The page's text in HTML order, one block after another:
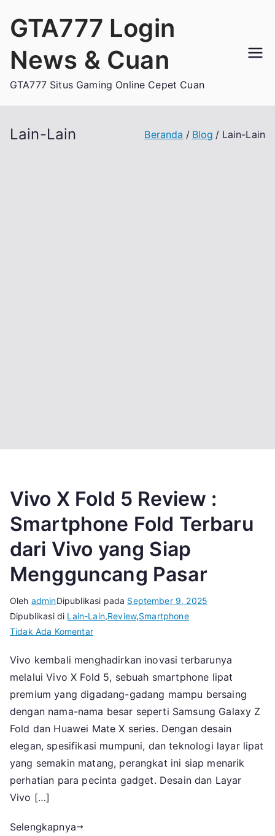
GTA777 Login
News & Cuan
GTA777 Situs Gaming Online Cepet Cuan
Lain-Lain Beranda Blog Lain-Lain
Vivo X Fold 5 Review :
Smartphone Fold Terbaru
dari Vivo yang Siap
Mengguncang Pasar
Oleh adminDipublikasi pada September 9, 2025
Dipublikasi di Lain-Lain,Review,Smartphone
Tidak Ada Komentarpada
X
Fold
5
Review
:
Terbaru
dari
Vivo kembali menghadirkan inovasi terbarunya
melalui Vivo X Fold 5, sebuah smartphone lipat
premium yang digadang-gadang mampu bersaing
dengan nama-nama besar seperti Samsung Galaxy Z
Fold dan Huawei Mate X series. Dengan desain
elegan, spesifikasi mumpuni, dan teknologi layar lipat
yang semakin matang, perangkat ini siap menarik
perhatian para pecinta gadget. Desain dan Layar
Vivo […]
Selengkapnya